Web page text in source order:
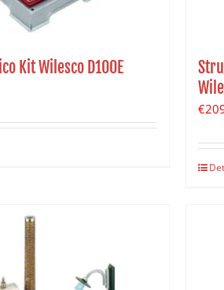
Kit Wilesco D100E
€